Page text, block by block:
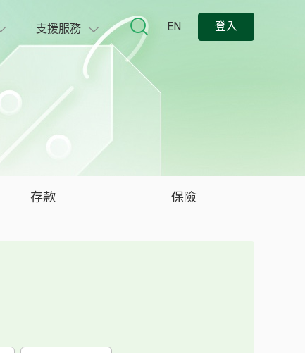
支援服務 EN 登入
存款 保險